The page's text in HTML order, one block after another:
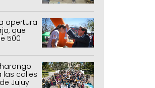
apertura
que
500
las calles
Jujuy